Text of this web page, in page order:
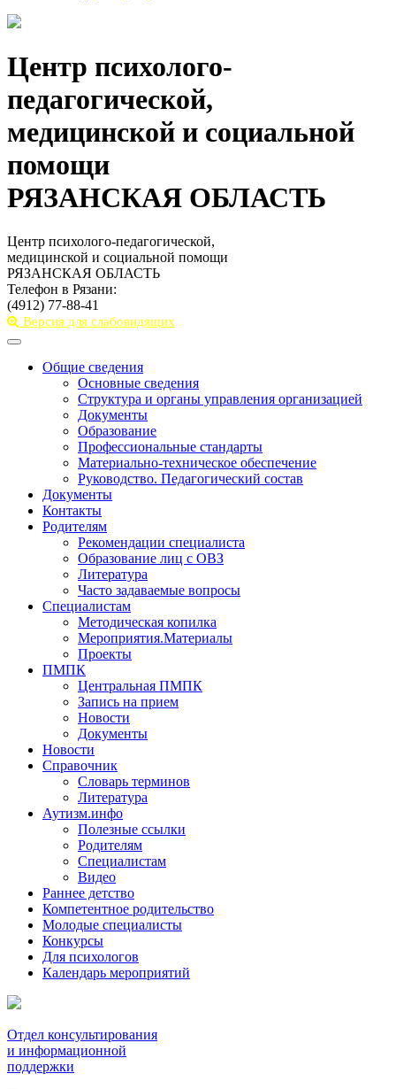
Центр психолого-
педагогической,
медицинской и социальной
помощи
РЯЗАНСКАЯ ОБЛАСТЬ
Центр психолого-педагогической,
медицинской и социальной помощи
РЯЗАНСКАЯ ОБЛАСТЬ
Телефон в Рязани:
(4912) 77-88-41
Версия для слабовидящих
Toggle
navigationОбщие сведения
Основные сведения
Структура и органы управления организацией
Документы
Образование
Профессиональные стандарты
Материально-техническое обеспечение
Руководство. Педагогический состав
Документы
Контакты
Родителям
Рекомендации специалиста
Образование лиц с ОВЗ
Литература
Часто задаваемые вопросы
Специалистам
Методическая копилка
Мероприятия.Материалы
Проекты
ПМПК
Центральная ПМПК
Запись на прием
Новости
Документы
Новости
Справочник
Словарь терминов
Литература
Аутизм.инфо
Полезные ссылки
Родителям
Специалистам
Видео
Раннее детство
Компетентное родительство
Молодые специалисты
Конкурсы
Для психологов
Календарь мероприятий
Отдел консультирования
и информационной
поддержки